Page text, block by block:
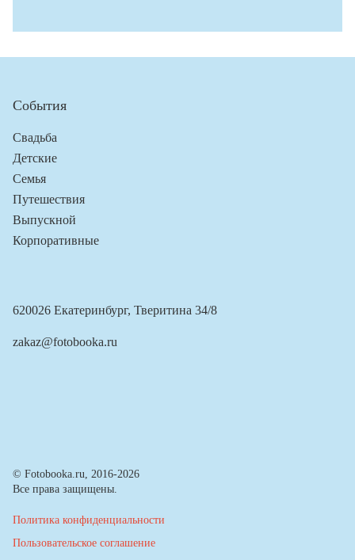
События
Свадьба
Детские
Семья
Путешествия
Выпускной
Корпоративные
620026 Екатеринбург, Тверитина 34/8
zakaz@fotobooka.ru
© Fotobooka.ru, 2016-2026
Все права защищены.
Политика конфиденциальности
Пользовательское соглашение